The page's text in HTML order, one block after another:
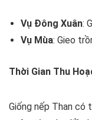
Vụ Đông Xuân:
Vụ Mùa: Gieo
Thời Gian Thu
Giống nếp Than có